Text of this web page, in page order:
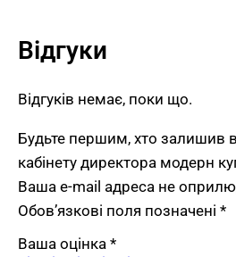
ідеальну для сучасних
Фурнітура Marella
керівника Premier на
плавним ходом та
Marella для зручного
документів та
Колекція Light Loft—
поєднується з іншими
Відгуки
Відгуків немає, поки що.
Будьте першим, хто залишив
кабінету директора модерн
Ваша e-mail адреса не
Обов’язкові поля позначені *
Ваша оцінка *